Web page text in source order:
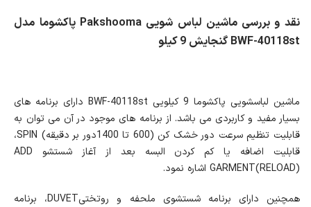
نقد و بررسی ماشین لباس شویی Pakshooma پاکشوما مدل
BWF-40118st گنجایش 9 کیلو
ماشین لباسشویی پاکشوما 9 کیلویی BWF-40118st دارای برنامه های
بسیار مفید و کاربردی می باشد. از برنامه های موجود در آن می توان به
قابلیت تنظیم سرعت دور خشک کن (600 تا 1400دور بر دقیقه) SPIN،
قابلیت اضافه یا کم کردن البسه بعد از آغاز شستشو ADD
GARMENT(RELOAD) اشاره نمود.
همچنین دارای برنامه شستشوی ملحفه و روتختیDUVET، برنامه